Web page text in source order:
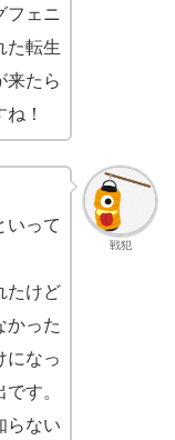
フェニ
た転生
来たら
！
戦犯
いって
たけど
かった
になっ
す。
らない